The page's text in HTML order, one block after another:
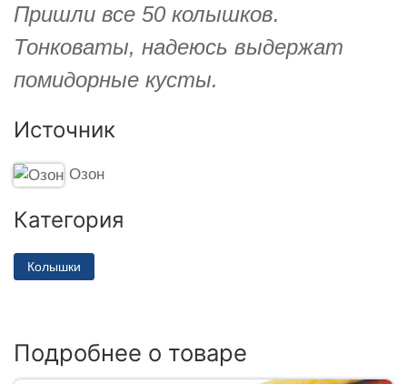
Пришли все 50 колышков.
Тонковаты, надеюсь выдержат
помидорные кусты.
Источник
Озон
Категория
Колышки
Подробнее о товаре